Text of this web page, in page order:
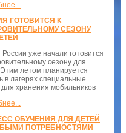
ГОТОВИТСЯ К
СЕЗОНУ
России уже начали готовится
сезону для
летом планируется
в лагерях специальные
хранения мобильников
ОБУЧЕНИЯ ДЛЯ ДЕТЕЙ
ПОТРЕБНОСТЯМИ